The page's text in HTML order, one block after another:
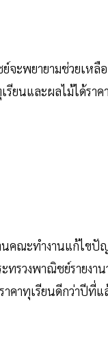
จะพยายามช่วยเหลื
นและผลไม้ได้ราค
คณะทำงานแก้ไขปั
รวงพาณิชย์รายงา
คาทุเรียนดีกว่าปีที่แ